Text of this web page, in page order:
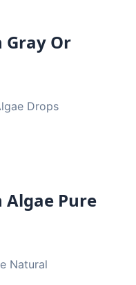
Gray Or
Drops
Algae Pure
Natural